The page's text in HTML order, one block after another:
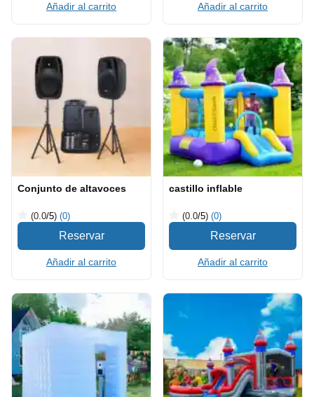
Añadir al carrito Añadir al carrito
Conjunto de altavoces
(0.0/5) (0)
Añadir al carrito
castillo inflable
(0.0/5) (0)
Añadir al carrito